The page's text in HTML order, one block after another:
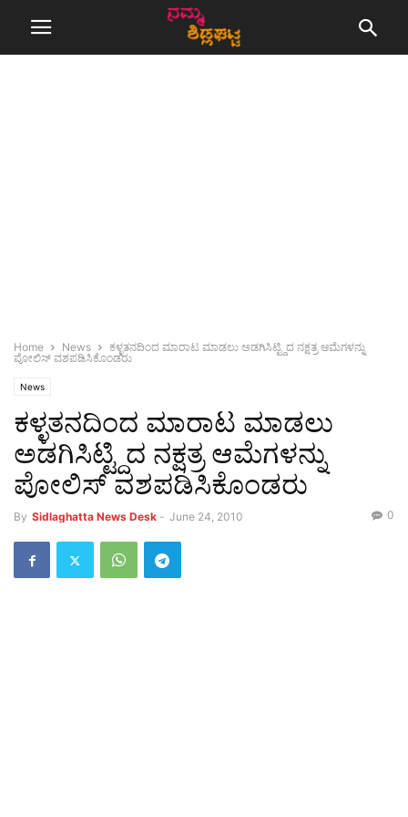
Home News
ಕಳ್ಳತನದಿಂದ ಮಾರಾಟ ಮಾಡಲು ಅಡಗಿಸಿಟ್ಟ್ದಿದ ನಕ್ಷತ್ರ ಆಮೆಗಳನ್ನು
ಪೋಲಿಸ್ ವಶಪಡಿಸಿಕೊಂಡರು
News
ಕಳ್ಳತನದಿಂದ ಮಾರಾಟ ಮಾಡಲು
ಅಡಗಿಸಿಟ್ಟ್ದಿದ ನಕ್ಷತ್ರ ಆಮೆಗಳನ್ನು
ಪೋಲಿಸ್ ವಶಪಡಿಸಿಕೊಂಡರು
By Sidlaghatta News Desk - June 24, 2010 0